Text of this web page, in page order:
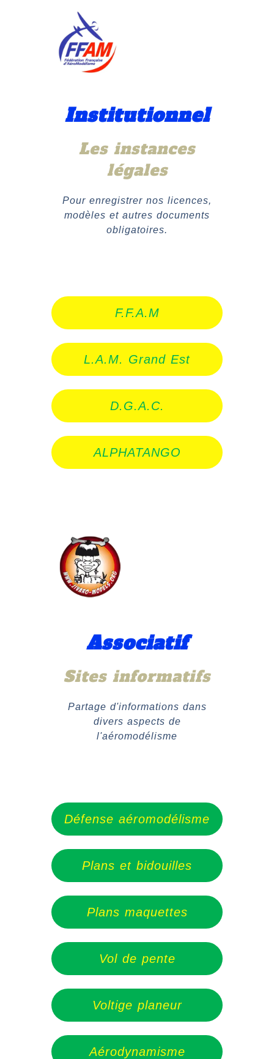
Institutionnel
Les instances
légales
Pour enregistrer nos licences,
modèles et autres documents
obligatoires.
F.F.A.M
L.A.M. Grand Est
D.G.A.C.
ALPHATANGO
Associatif
Sites informatifs
Partage d'informations dans
divers aspects de
l'aéromodélisme
Défense aéromodélisme
Plans et bidouilles
Plans maquettes
Vol de pente
Voltige planeur
Aérodynamisme